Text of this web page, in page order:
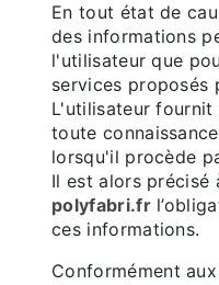
En tout état de
des informations
l'utilisateur que
services proposés
L'utilisateur
toute
lorsqu'il procède
Il est alors précisé
polyfabri.fr
ces informations.
Conformément